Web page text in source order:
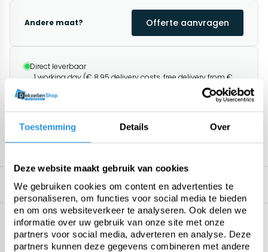
Toestemming Details Over
Deze website maakt gebruik van cookies
We gebruiken cookies om content en advertenties te
personaliseren, om functies voor social media te bieden
en om ons websiteverkeer te analyseren. Ook delen we
informatie over uw gebruik van onze site met onze
partners voor social media, adverteren en analyse. Deze
partners kunnen deze gegevens combineren met andere
Andere maat? Offerte aanvragen
Direct leverbaar
1 working day (€ 8.95 delivery costs, free delivery from €
Afhalen mogelijk in Antwerpen
Retourneren binnen 14 dagen (alleen standaard
1195+ klanten geven ons een 9.8/10
OmschrijvingRelated products
Specificaties
Geen specificaties beschikbaar.